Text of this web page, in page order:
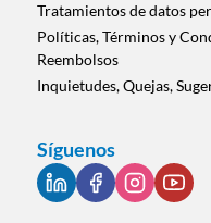
Tratamientos de datos
Políticas, Términos y
Reembolsos
Inquietudes, Quejas,
Síguenos